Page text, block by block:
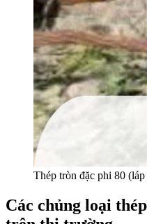
Thép tròn đặc phi 80 (láp
Các chủng loại